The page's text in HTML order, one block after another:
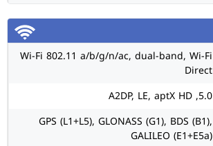
Wi-Fi 802.11 a/b/g/n/ac, dual-band, Wi-Fi
Direct
5.0, A2DP, LE, aptX HD
GPS (L1+L5), GLONASS (G1), BDS (B1),
GALILEO (E1+E5a)